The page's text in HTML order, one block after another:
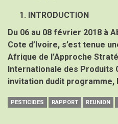
INTRODUCTION
Du 06 au 08 février 2018 à
Cote d’Ivoire, s’est tenue
Afrique de l’Approche
Internationale des Produits
invitation dudit programme,
PESTICIDES RAPPORT REUNION